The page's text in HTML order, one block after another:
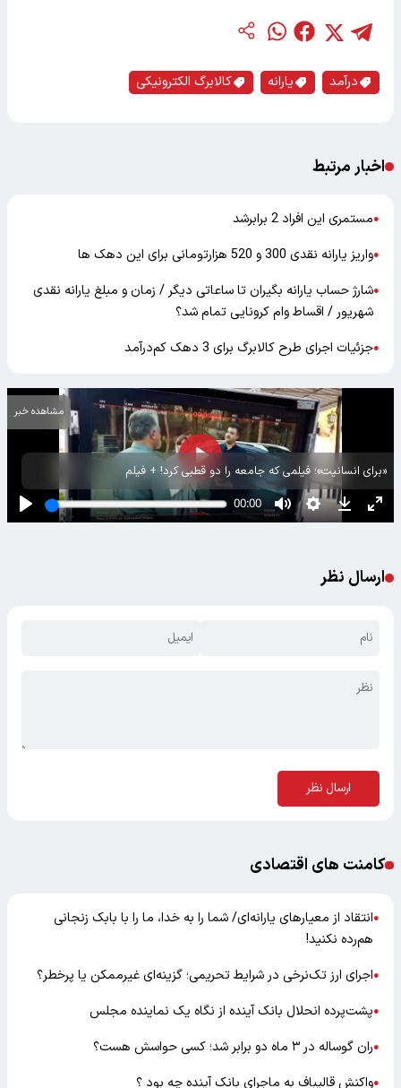
درآمد یارانه کالابرگ الکترونیکی
اخبار مرتبط
●مستمری این افراد 2 برابرشد
●واریز یارانه نقدی 300 و 520 هزارتومانی برای این دهک ها
●شارژ حساب یارانه بگیران تا ساعاتی دیگر / زمان و مبلغ یارانه نقدی
شهریور / اقساط وام کرونایی تمام شد؟
●جزئیات اجرای طرح کالابرگ برای 3 دهک کم‌درآمد
«برای انسانیت»؛ فیلمی که جامعه را دو قطبی کرد! + فیلم
مشاهده خبر
ارسال نظر
ارسال نظر
کامنت های اقتصادی
●انتقاد از معیارهای یارانه‌ای/ شما را به خدا، ما را با بابک زنجانی
هم‌رده نکنید!
●اجرای ارز تک‌نرخی در شرایط تحریمی؛ گزینه‌ای غیرممکن یا پرخطر؟
●پشت‌پرده انحلال بانک آینده از نگاه یک نماینده مجلس
●ران گوساله در ۳ ماه دو برابر شد؛ کسی حواسش هست؟
●واکنش قالیباف به ماجرای بانک آینده چه بود ؟